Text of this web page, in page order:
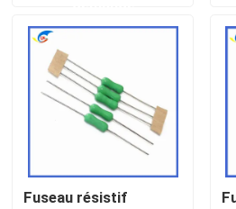
Les affaires
Thermistance de ptc
Puce de chauffage PTC
Fuseau résistif